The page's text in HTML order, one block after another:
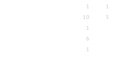
1 1
10 5
1
6
1